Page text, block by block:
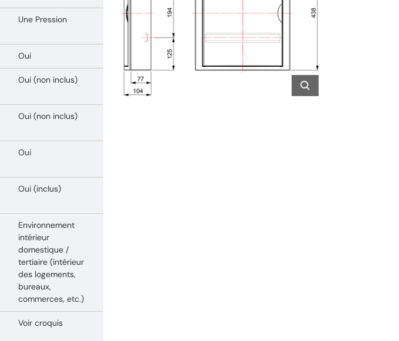
Une Pression
Oui
Oui (non inclus)
Oui (non inclus)
Oui
Oui (inclus)
Environnement
intérieur
domestique /
tertiaire (intérieur
des logements,
bureaux,
commerces, etc.)
Voir croquis